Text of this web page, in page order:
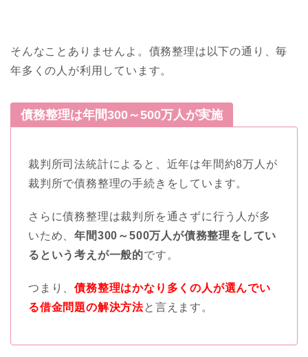
そんなことありませんよ。債務整理は以下の通り、毎
年多くの人が利用しています。
債務整理は年間300～500万人が実施
裁判所司法統計によると、近年は年間約8万人が
裁判所で債務整理の手続きをしています。
さらに債務整理は裁判所を通さずに行う人が多
いため、年間300～500万人が債務整理をしてい
るという考えが一般的です。
つまり、債務整理はかなり多くの人が選んでい
る借金問題の解決方法と言えます。